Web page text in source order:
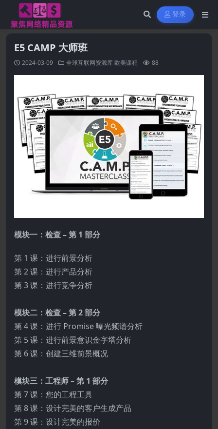
登录
E5 CAMP 大师班
2024-03-09 全球互联网资源库欧美课程 88
模块一：检查 – 第 1 部分
第 1 课：进行前景分析
第 2 课：进行产品分析
第 3 课：进行竞争分析
模块二：检查 – 第 2 部分
第 4 课：进行 Promise 曝光频谱分析
第 5 课：进行前景意识金字塔分析
第 6 课：创建三维前景概况
模块三：工程师 – 第 1 部分
第 7 课：您的工程工具
第 8 课：设计完美的客户生成产品
第 9 课：设计完美的报价